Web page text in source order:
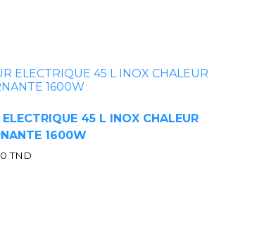
ELECTRIQUE 45 L INOX CHALEUR
1600W
TND